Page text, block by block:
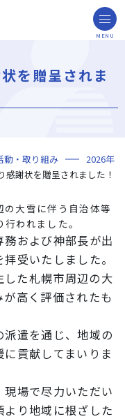
MENU
を贈呈されま
動・取り組み
2026年
感謝状を贈呈されました！
大雪に伴う自治体等
われました。
および神部長が出
受いたしました。
た札幌市周辺の大
高く評価されたも
遣を通じ、地域の
貢献してまいりま
場で尽力いただい
り地域に根ざした